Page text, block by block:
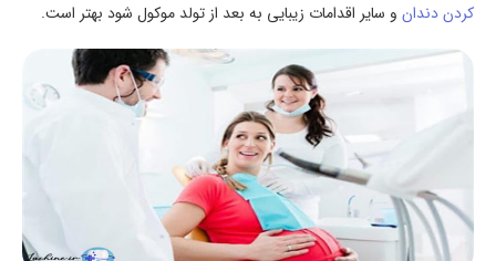
کردن دندان و سایر اقدامات زیبایی به بعد از تولد موکول شود بهتر است.